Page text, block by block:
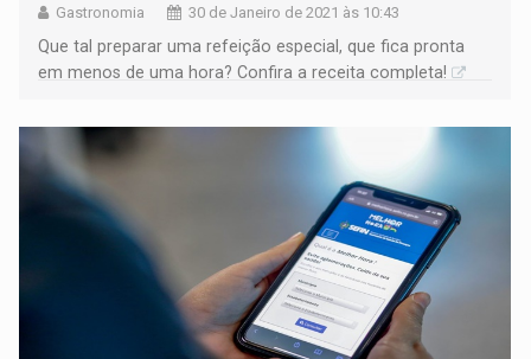
Gastronomia 30 de Janeiro de 2021 às 10:43
Que tal preparar uma refeição especial, que fica pronta
em menos de uma hora? Confira a receita completa!